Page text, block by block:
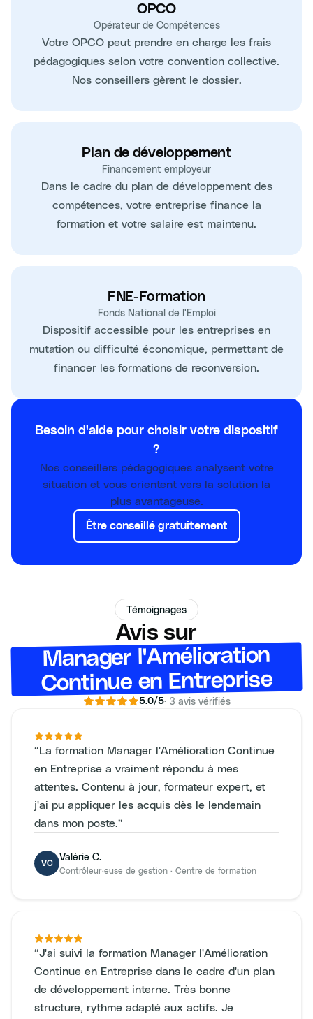
OPCO
Opérateur de Compétences
Votre OPCO peut prendre en charge les frais
pédagogiques selon votre convention collective.
Nos conseillers gèrent le dossier.
Plan de développement
Financement employeur
Dans le cadre du plan de développement des
compétences, votre entreprise finance la
formation et votre salaire est maintenu.
FNE-Formation
Fonds National de l'Emploi
Dispositif accessible pour les entreprises en
mutation ou difficulté économique, permettant de
financer les formations de reconversion.
Besoin d'aide pour choisir votre dispositif
?
Nos conseillers pédagogiques analysent votre
situation et vous orientent vers la solution la
plus avantageuse.
Être conseillé gratuitement
Témoignages
Avis sur
Manager l'Amélioration
Continue en Entreprise
5.0/5· 3 avis vérifiés
“La formation Manager l'Amélioration Continue
en Entreprise a vraiment répondu à mes
attentes. Contenu à jour, formateur expert, et
j'ai pu appliquer les acquis dès le lendemain
dans mon poste.”
VC
Valérie C.
Contrôleur·euse de gestion · Centre de formation
“J'ai suivi la formation Manager l'Amélioration
Continue en Entreprise dans le cadre d'un plan
de développement interne. Très bonne
structure, rythme adapté aux actifs. Je